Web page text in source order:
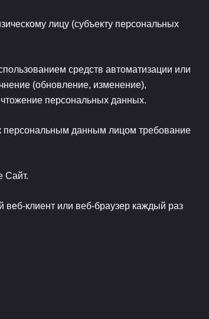
лицу (субъекту персональных
средств автоматизации или
(обновление, изменение),
персональных данных.
персональным данным лицом требование
Сайт.
клиент или веб-браузер каждый раз